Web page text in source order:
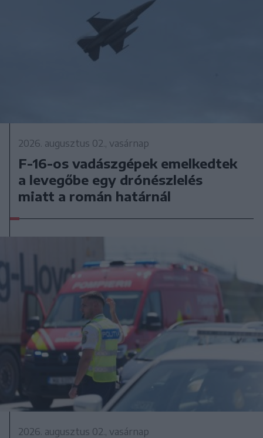
2026. augusztus 02., vasárnap
F-16-os vadászgépek emelkedtek
a levegőbe egy drónészlelés
miatt a román határnál
2026. augusztus 02., vasárnap